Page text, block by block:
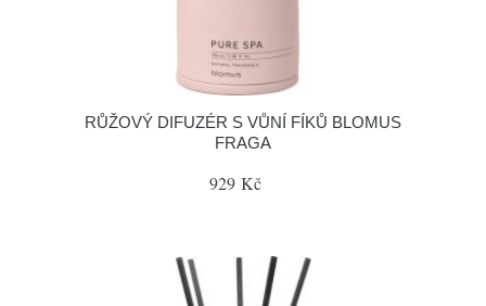
RŮŽOVÝ DIFUZÉR S VŮNÍ FÍKŮ BLOMUS
FRAGA
929 Kč